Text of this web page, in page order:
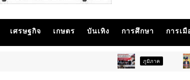
เศรษฐกิจ เกษตร บันเทิง การศึกษา การเมื